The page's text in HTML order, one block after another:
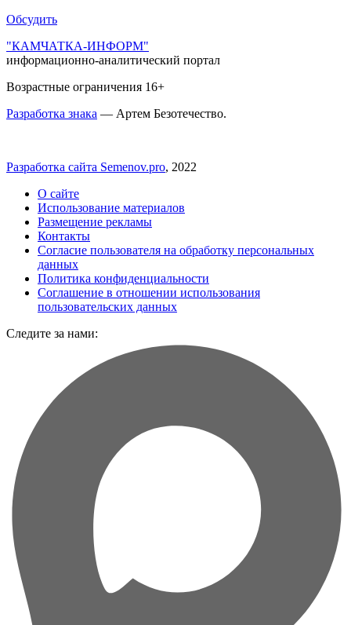
Обсудить
"КАМЧАТКА-ИНФОРМ"
информационно-аналитический портал
Возрастные ограничения 16+
Разработка знака — Артем Безотечество.
Разработка сайта Semenov.pro, 2022
О сайте
Использование материалов
Размещение рекламы
Контакты
Согласие пользователя на обработку персональных
данных
Политика конфиденциальности
Соглашение в отношении использования
пользовательских данных
Следите за нами: